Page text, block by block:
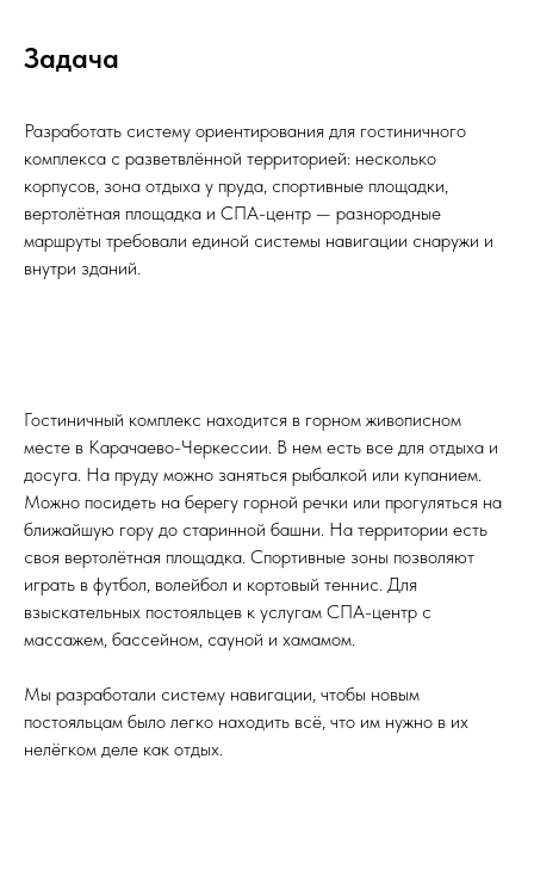
Задача
Разработать систему ориентирования для гостиничного
комплекса с разветвлённой территорией: несколько
корпусов, зона отдыха у пруда, спортивные площадки,
вертолётная площадка и СПА-центр — разнородные
маршруты требовали единой системы навигации снаружи и
внутри зданий.
Гостиничный комплекс находится в горном живописном
месте в Карачаево-Черкессии. В нем есть все для отдыха и
досуга. На пруду можно заняться рыбалкой или купанием.
Можно посидеть на берегу горной речки или прогуляться на
ближайшую гору до старинной башни. На территории есть
своя вертолётная площадка. Спортивные зоны позволяют
играть в футбол, волейбол и кортовый теннис. Для
взыскательных постояльцев к услугам СПА-центр с
массажем, бассейном, сауной и хамамом.
Мы разработали систему навигации, чтобы новым
постояльцам было легко находить всё, что им нужно в их
нелёгком деле как отдых.